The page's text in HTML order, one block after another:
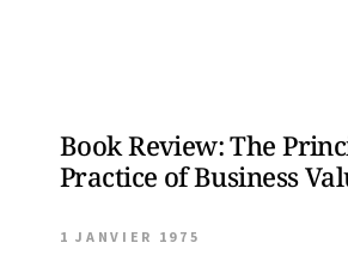
Book Review: The
Practice of Business
1 JANVIER 1975